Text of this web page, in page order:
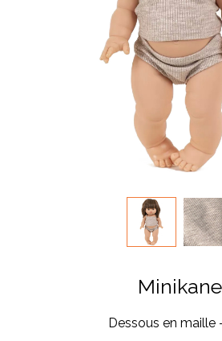
Minikane
Dessous en maille